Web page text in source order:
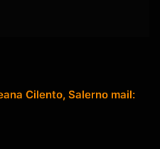
Cilento, Salerno mail: